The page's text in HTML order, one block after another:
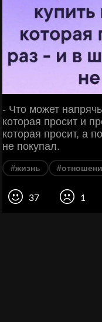
- Что может
которая просит и
которая просит, а
не покупал.
#жизнь
37 1